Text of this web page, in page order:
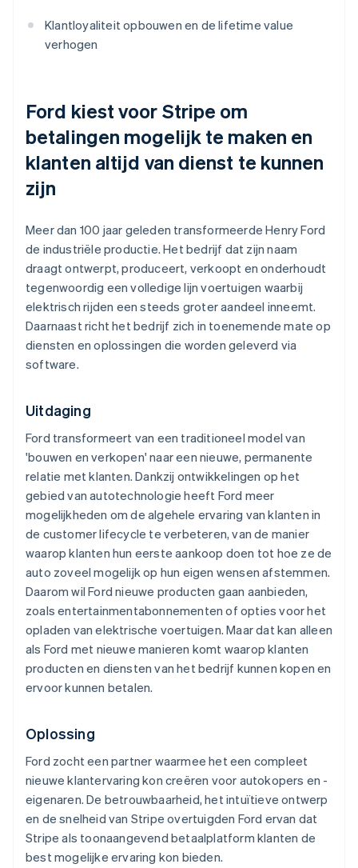
Klantloyaliteit opbouwen en de lifetime value
verhogen
Ford kiest voor Stripe om
betalingen mogelijk te maken en
klanten altijd van dienst te kunnen
zijn
Meer dan 100 jaar geleden transformeerde Henry Ford
de industriële productie. Het bedrijf dat zijn naam
draagt ontwerpt, produceert, verkoopt en onderhoudt
tegenwoordig een volledige lijn voertuigen waarbij
elektrisch rijden een steeds groter aandeel inneemt.
Daarnaast richt het bedrijf zich in toenemende mate op
diensten en oplossingen die worden geleverd via
software.
Uitdaging
Ford transformeert van een traditioneel model van
'bouwen en verkopen' naar een nieuwe, permanente
relatie met klanten. Dankzij ontwikkelingen op het
gebied van autotechnologie heeft Ford meer
mogelijkheden om de algehele ervaring van klanten in
de customer lifecycle te verbeteren, van de manier
waarop klanten hun eerste aankoop doen tot hoe ze de
auto zoveel mogelijk op hun eigen wensen afstemmen.
Daarom wil Ford nieuwe producten gaan aanbieden,
zoals entertainmentabonnementen of opties voor het
opladen van elektrische voertuigen. Maar dat kan alleen
als Ford met nieuwe manieren komt waarop klanten
producten en diensten van het bedrijf kunnen kopen en
ervoor kunnen betalen.
Oplossing
Ford zocht een partner waarmee het een compleet
nieuwe klantervaring kon creëren voor autokopers en -
eigenaren. De betrouwbaarheid, het intuïtieve ontwerp
en de snelheid van Stripe overtuigden Ford ervan dat
Stripe als toonaangevend betaalplatform klanten de
best mogelijke ervaring kon bieden.